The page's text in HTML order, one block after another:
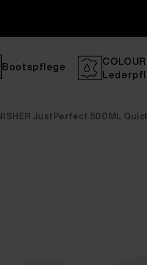
Bootspflege
JustPerfect 500ML